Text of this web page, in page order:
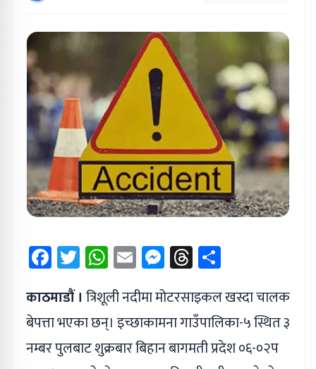
Facebook
Twitter
WhatsApp
EmailMessenger
Threads
काठमाडौं । त्रिशूली नदीमा मोटरसाइकल खस्दा चालक
बेपत्ता भएका छन्। इच्छाकामना गाउँपालिका-५ स्थित ३
नम्बर पुलबाट शुक्रबार बिहान बागमती प्रदेश ०६-०२प